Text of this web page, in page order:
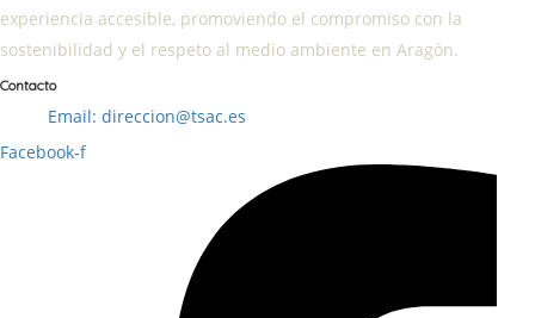
experiencia accesible, promoviendo el compromiso con la
sostenibilidad y el respeto al medio ambiente en Aragón.
Contacto
Email: direccion@tsac.es
Facebook-f